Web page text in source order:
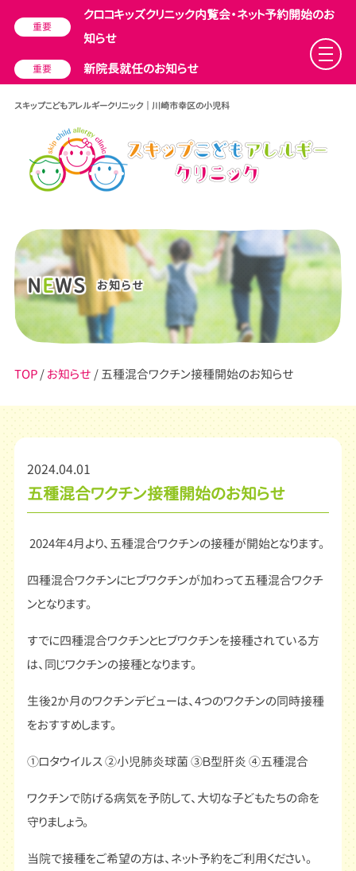
重要
クロコキッズクリニック内覧会・ネット予約開始のお
知らせ
重要 新院長就任のお知らせ
スキップこどもアレルギークリニック ｜ 川崎市幸区の小児科
NEWS お知らせ
TOP/お知らせ / 五種混合ワクチン接種開始のお知らせ
2024.04.01
五種混合ワクチン接種開始のお知らせ
2024年4月より、五種混合ワクチンの接種が開始となります。
四種混合ワクチンにヒブワクチンが加わって五種混合ワクチ
ンとなります。
すでに四種混合ワクチンとヒブワクチンを接種されている方
は、同じワクチンの接種となります。
生後2か月のワクチンデビューは、4つのワクチンの同時接種
をおすすめします。
①ロタウイルス ②小児肺炎球菌 ③Ｂ型肝炎 ④五種混合
ワクチンで防げる病気を予防して、大切な子どもたちの命を
守りましょう。
当院で接種をご希望の方は、ネット予約をご利用ください。